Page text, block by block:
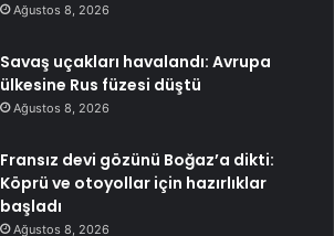
Ağustos 8, 2026
Savaş uçakları havalandı: Avrupa
ülkesine Rus füzesi düştü
Ağustos 8, 2026
Fransız devi gözünü Boğaz’a dikti:
Köprü ve otoyollar için hazırlıklar
başladı
Ağustos 8, 2026